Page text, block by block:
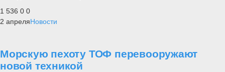
1 536 0 0
2 апреляНовости
Морскую пехоту ТОФ перевооружают
новой техникой